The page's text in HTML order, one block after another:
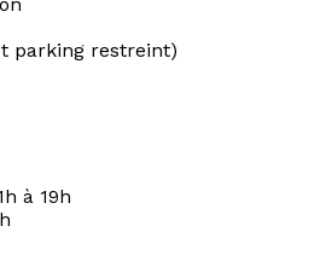
parking restreint)
à 19h